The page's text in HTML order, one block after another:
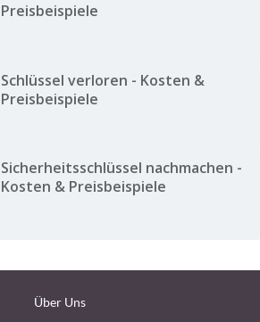
Preisbeispiele
Schlüssel verloren - Kosten &
Preisbeispiele
Sicherheitsschlüssel nachmachen -
Kosten & Preisbeispiele
Über Uns